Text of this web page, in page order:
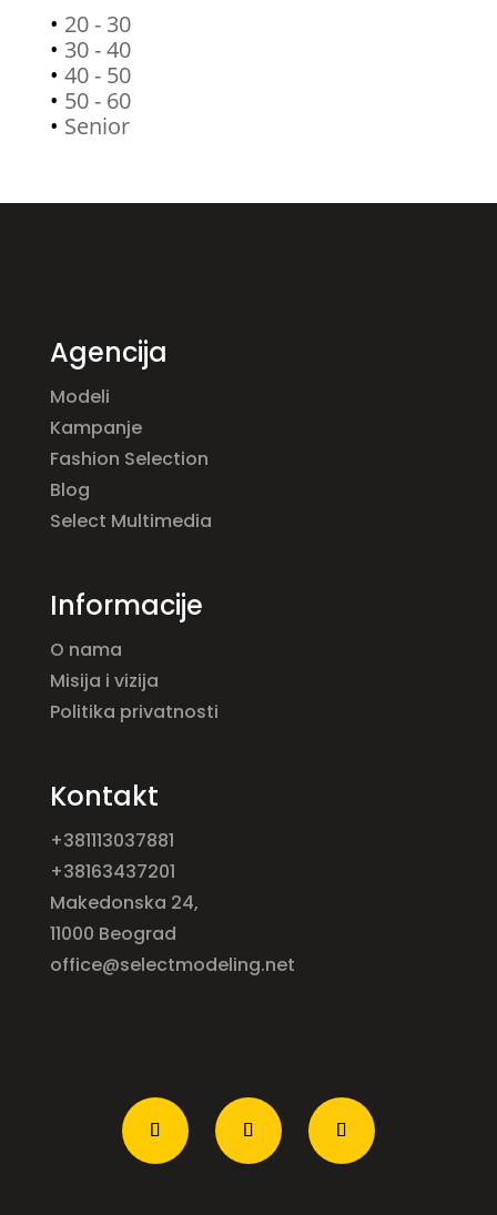
• 20 - 30
• 30 - 40
• 40 - 50
• 50 - 60
• Senior
Agencija
Modeli
Kampanje
Fashion Selection
Blog
Select Multimedia
Informacije
O nama
Misija i vizija
Politika privatnosti
Kontakt
+381113037881
+38163437201
Makedonska 24,
11000 Beograd
office@selectmodeling.net